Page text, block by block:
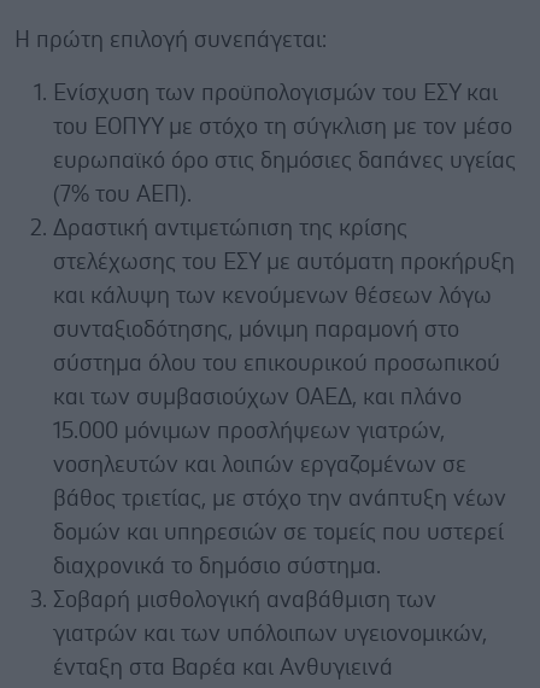
Η πρώτη επιλογή συνεπάγεται:
Ενίσχυση των προϋπολογισμών του ΕΣΥ και
του ΕΟΠΥΥ με στόχο τη σύγκλιση με τον μέσο
ευρωπαϊκό όρο στις δημόσιες δαπάνες υγείας
(7% του ΑΕΠ).
Δραστική αντιμετώπιση της κρίσης
στελέχωσης του ΕΣΥ με αυτόματη προκήρυξη
και κάλυψη των κενούμενων θέσεων λόγω
συνταξιοδότησης, μόνιμη παραμονή στο
σύστημα όλου του επικουρικού προσωπικού
και των συμβασιούχων ΟΑΕΔ, και πλάνο
15.000 μόνιμων προσλήψεων γιατρών,
νοσηλευτών και λοιπών εργαζομένων σε
βάθος τριετίας, με στόχο την ανάπτυξη νέων
δομών και υπηρεσιών σε τομείς που υστερεί
διαχρονικά το δημόσιο σύστημα.
Σοβαρή μισθολογική αναβάθμιση των
γιατρών και των υπόλοιπων υγειονομικών,
ένταξη στα Βαρέα και Ανθυγιεινά